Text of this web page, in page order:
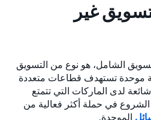
غير
الشامل، هو نوع من التسويق
موحدة تستهدف قطاعات متعددة
لدى الماركات التي تتمتع
في حملة أكثر فعالية من
الموحدة.